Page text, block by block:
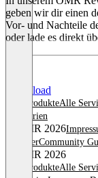
geben wir dir einen
Vor- und Nachteile
oder lade es direkt
Download
Alle ProdukteAlle
Kategorien
© OMR 2026
AnbieterCommunity
© OMR 2026
Alle ProdukteAlle